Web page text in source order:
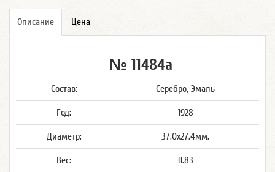
Описание Цена
№ 11484а
Состав: Серебро, Эмаль
Год: 1928
Диаметр: 37.0x27.4мм.
Вес: 11.83